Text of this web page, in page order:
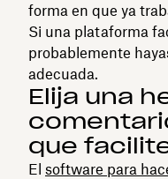
forma en que ya
Si una plataforma
probablemente
adecuada.
Elija una
que
El software para